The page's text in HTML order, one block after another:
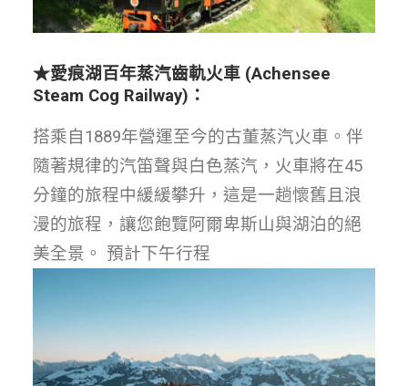
★愛痕湖百年蒸汽齒軌火車 (Achensee
Steam Cog Railway) ：
搭乘自1889年營運至今的古董蒸汽火車。伴
隨著規律的汽笛聲與白色蒸汽，火車將在45
分鐘的旅程中緩緩攀升，這是一趟懷舊且浪
漫的旅程，讓您飽覽阿爾卑斯山與湖泊的絕
美全景。 預計下午行程